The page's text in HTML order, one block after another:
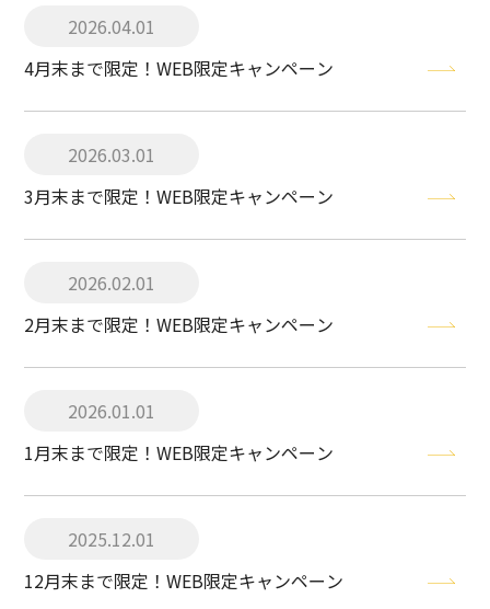
2026.04.01
4月末まで限定！WEB限定キャンペーン
2026.03.01
3月末まで限定！WEB限定キャンペーン
2026.02.01
2月末まで限定！WEB限定キャンペーン
2026.01.01
1月末まで限定！WEB限定キャンペーン
2025.12.01
12月末まで限定！WEB限定キャンペーン